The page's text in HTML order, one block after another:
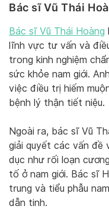
Bác sĩ Vũ Thái
Bác sĩ Vũ Thái Hoàng
lĩnh vực tư vấn và
trong kinh nghiệm
sức khỏe nam giới.
việc điều trị hiếm
bệnh lý thận tiết niệu.
Ngoài ra, bác sĩ Vũ
giải quyết các vấn đề
dục như rối loạn
tố ở nam giới. Bác sĩ
trung và tiểu phẫu
dẫn tinh.